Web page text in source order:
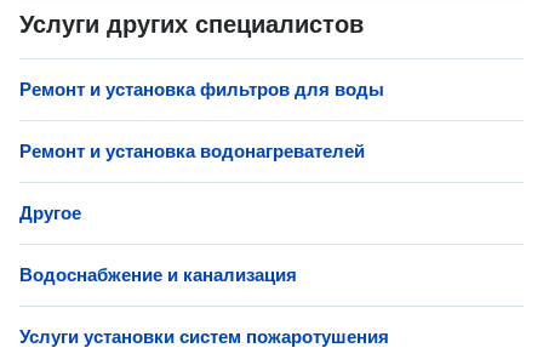
Услуги других специалистов
Ремонт и установка фильтров для воды
Ремонт и установка водонагревателей
Другое
Водоснабжение и канализация
Услуги установки систем пожаротушения